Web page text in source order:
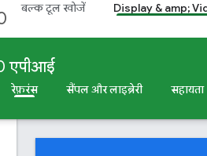
बल्क टूल खोजें Display & amp;
एपीआई
रेफ़रंस सैंपल और लाइब्रेरी सहायता